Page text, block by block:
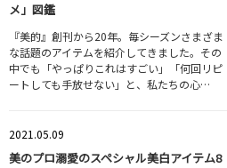
メ」図鑑
『美的』創刊から20年。毎シーズンさまざま
な話題のアイテムを紹介してきました。その
中でも「やっぱりこれはすごい」「何回リピ
ートしても手放せない」と、私たちの心…
2021.05.09
美のプロ溺愛のスペシャル美白アイテム8